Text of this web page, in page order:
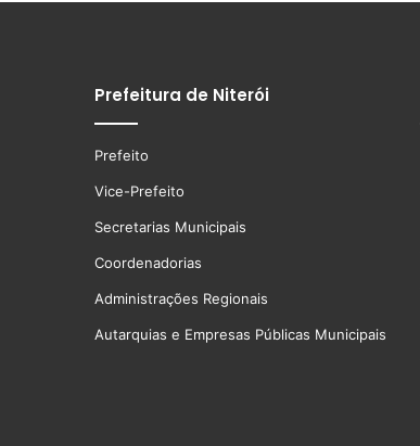
Prefeitura de Niterói
Prefeito
Vice-Prefeito
Secretarias Municipais
Coordenadorias
Administrações Regionais
Autarquias e Empresas Públicas Municipais